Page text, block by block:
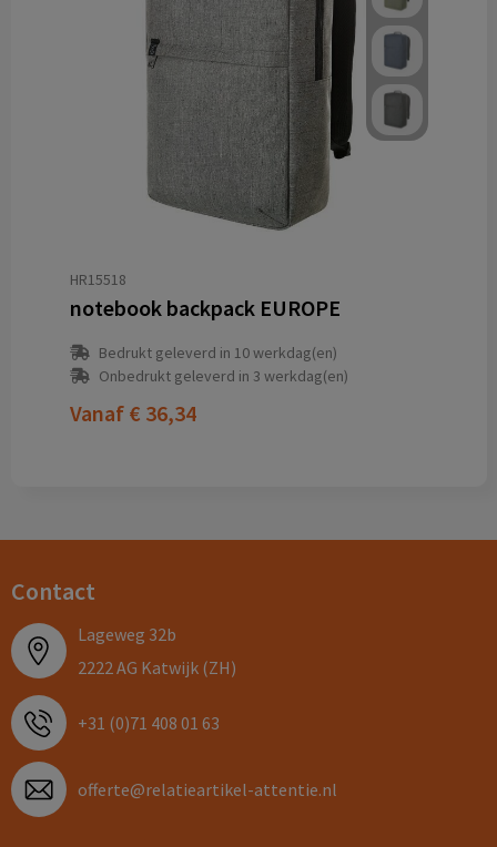
HR15518
notebook backpack EUROPE
Bedrukt geleverd in 10 werkdag(en)
Onbedrukt geleverd in 3 werkdag(en)
Vanaf € 36,34
Contact
Lageweg 32b
2222 AG Katwijk (ZH)
+31 (0)71 408 01 63
offerte@relatieartikel-attentie.nl